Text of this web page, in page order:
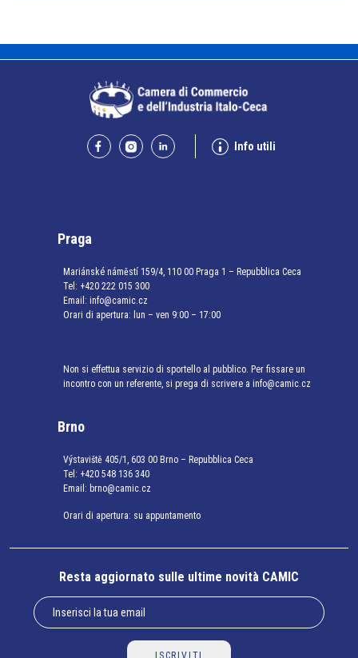
Info utili
Praga
Mariánské náměstí 159/4, 110 00 Praga 1 – Repubblica Ceca
Tel: +420 222 015 300
Email: info@camic.cz
Orari di apertura: lun – ven 9:00 – 17:00
Non si effettua servizio di sportello al pubblico. Per fissare un
incontro con un referente, si prega di scrivere a info@camic.cz
Brno
Výstaviště 405/1, 603 00 Brno – Repubblica Ceca
Tel: +420 548 136 340
Email: brno@camic.cz
Orari di apertura: su appuntamento
Resta aggiornato sulle ultime novità CAMIC
ISCRIVITI